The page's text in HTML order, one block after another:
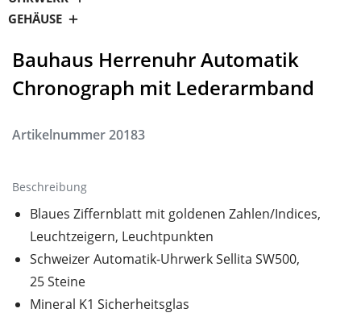
GEHÄUSE
Bauhaus Herrenuhr Automatik
Chronograph mit Lederarmband
Artikelnummer20183
Beschreibung
Blaues Ziffernblatt mit goldenen Zahlen/Indices,
Leuchtzeigern, Leuchtpunkten
Schweizer Automatik-Uhrwerk Sellita SW500,
25 Steine
Mineral K1 Sicherheitsglas